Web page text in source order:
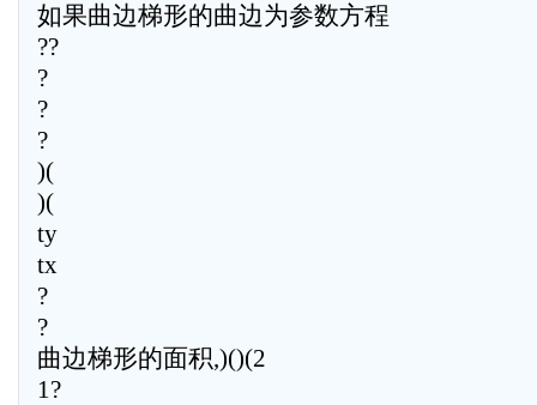
如果曲边梯形的曲边为参数方程
??
?
?
?
)(
)(
ty
tx
?
?
曲边梯形的面积,)()(2
1?